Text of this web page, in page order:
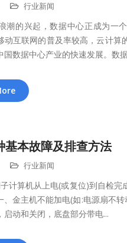
行业新闻
潮的兴起，数据中心正成为一
动互联网的普及率较高，云计算
国数据中心产业的快速发展。数
基本故障及排查方法
行业新闻
计算机从上电(或复位)到自检完
、金主机不能加电(如:电源扇不转
启动和关闭，底盘部分带电...